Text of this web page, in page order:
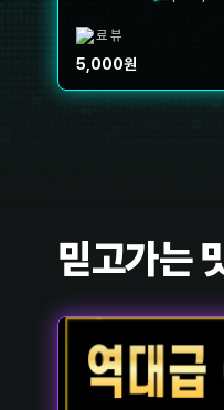
료 뷰
5,000원
믿고가는